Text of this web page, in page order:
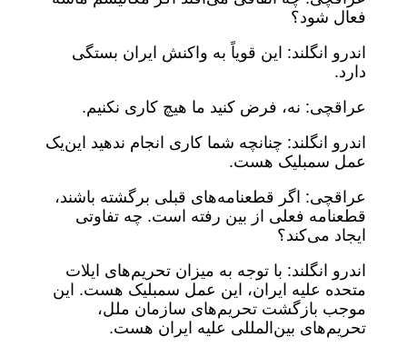
فعال شود؟
اندرو انگلند: این قویاً به واکنش ایران بستگی
دارد.
عراقچی: نه، فرض کنید ما هیچ کاری نکنیم.
اندرو انگلند: چنانچه شما کاری انجام ندهید این‌یک
عمل سمبلیک هست.
عراقچی: اگر قطعنامه‌های قبلی برگشته باشند،
قطعنامه فعلی از بین رفته است. چه تفاوتی
ایجاد می‌کند؟
اندرو انگلند: با توجه به میزان تحریم‌های ایلات
متحده علیه ایران، این عمل سمبلیک هست. این
موجب بازگشت تحریم‌های سازمان ملل،
تحریم‌های بین‌المللی علیه ایران هست.